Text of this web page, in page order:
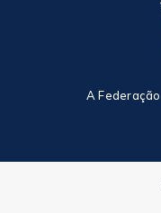
A Federação